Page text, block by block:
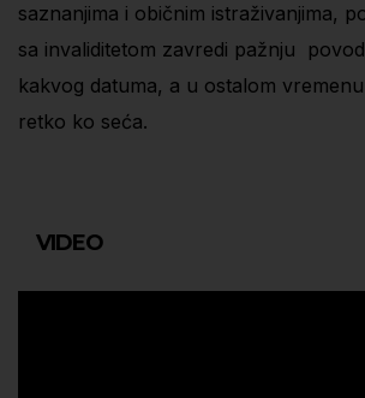
saznanjima i običnim istraživanjima,
sa invaliditetom zavredi pažnju
kakvog datuma, a u ostalom
retko ko seća.
VIDEO